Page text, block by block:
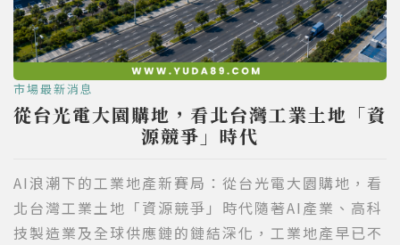
市場最新消息
從台光電大園購地，看北台灣工業土地「資
源競爭」時代
AI浪潮下的工業地產新賽局：從台光電大園購地，看
北台灣工業土地「資源競爭」時代隨著AI產業、高科
技製造業及全球供應鏈的鏈結深化，工業地產早已不